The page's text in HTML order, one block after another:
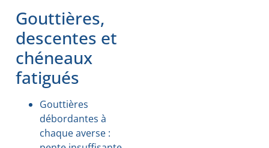
Gouttières,
descentes et
chéneaux
fatigués
Gouttières
débordantes à
chaque averse :